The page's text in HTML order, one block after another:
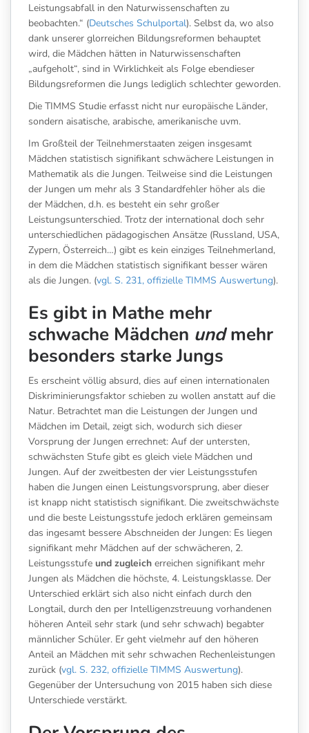
Leistungsabfall in den Naturwissenschaften zu
beobachten.“ (Deutsches Schulportal). Selbst da, wo also
dank unserer glorreichen Bildungsreformen behauptet
wird, die Mädchen hätten in Naturwissenschaften
„aufgeholt“, sind in Wirklichkeit als Folge ebendieser
Bildungsreformen die Jungs lediglich schlechter geworden.
Die TIMMS Studie erfasst nicht nur europäische Länder,
sondern aisatische, arabische, amerikanische uvm.
Im Großteil der Teilnehmerstaaten zeigen insgesamt
Mädchen statistisch signifikant schwächere Leistungen in
Mathematik als die Jungen. Teilweise sind die Leistungen
der Jungen um mehr als 3 Standardfehler höher als die
der Mädchen, d.h. es besteht ein sehr großer
Leistungsunterschied. Trotz der international doch sehr
unterschiedlichen pädagogischen Ansätze (Russland, USA,
Zypern, Österreich…) gibt es kein einziges Teilnehmerland,
in dem die Mädchen statistisch signifikant besser wären
als die Jungen. (vgl. S. 231, offizielle TIMMS Auswertung).
Es gibt in Mathe mehr
schwache Mädchen undmehr
besonders starke Jungs
Es erscheint völlig absurd, dies auf einen internationalen
Diskriminierungsfaktor schieben zu wollen anstatt auf die
Natur. Betrachtet man die Leistungen der Jungen und
Mädchen im Detail, zeigt sich, wodurch sich dieser
Vorsprung der Jungen errechnet: Auf der untersten,
schwächsten Stufe gibt es gleich viele Mädchen und
Jungen. Auf der zweitbesten der vier Leistungsstufen
haben die Jungen einen Leistungsvorsprung, aber dieser
ist knapp nicht statistisch signifikant. Die zweitschwächste
und die beste Leistungsstufe jedoch erklären gemeinsam
das ingesamt bessere Abschneiden der Jungen: Es liegen
signifikant mehr Mädchen auf der schwächeren, 2.
Leistungsstufe und zugleich erreichen signifikant mehr
Jungen als Mädchen die höchste, 4. Leistungsklasse. Der
Unterschied erklärt sich also nicht einfach durch den
Longtail, durch den per Intelligenzstreuung vorhandenen
höheren Anteil sehr stark (und sehr schwach) begabter
männlicher Schüler. Er geht vielmehr auf den höheren
Anteil an Mädchen mit sehr schwachen Rechenleistungen
zurück (vgl. S. 232, offizielle TIMMS Auswertung).
Gegenüber der Untersuchung von 2015 haben sich diese
Unterschiede verstärkt.